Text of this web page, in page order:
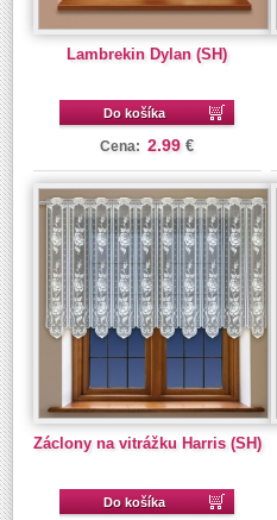
Lambrekin Dylan (SH)
Do košíka
Cena: 2.99 €
Záclony na vitrážku Harris (SH)
Do košíka